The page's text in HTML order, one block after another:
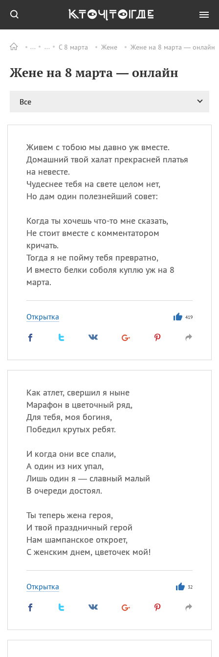
С 8 марта Жене Жене на 8 марта — онлайн
Жене на 8 марта — онлайн
Все
Живем с тобою мы давно уж вместе.
Домашний твой халат прекрасней платья
на невесте.
Чудеснее тебя на свете целом нет,
Но дам один полезнейший совет:
Когда ты хочешь что-то мне сказать,
Не стоит вместе с комментатором
кричать.
Тогда я не пойму тебя превратно,
И вместо белки соболя куплю уж на 8
марта.
Открытка 419
Как атлет, свершил я ныне
Марафон в цветочный ряд,
Для тебя, моя богиня,
Победил крутых ребят.
И когда они все спали,
А один из них упал,
Лишь один я — славный малый
В очереди достоял.
Ты теперь жена героя,
И твой праздничный герой
Нам шампанское откроет,
С женским днем, цветочек мой!
Открытка 32
ПРАЗДНИКИ Все
06.08 Преображение
Господне у западных
Бориса и Глеба, во
Романа и Давида
07.08
День ассирийских
07.08
Национальный день
маяка
Бояка
Сегодня празднуют именины
Кристина